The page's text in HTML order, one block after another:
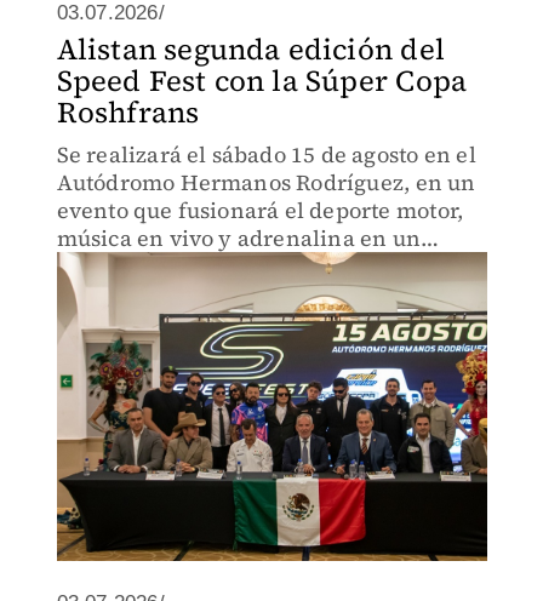
03.07.2026/
Alistan segunda edición del
Speed Fest con la Súper Copa
Roshfrans
Se realizará el sábado 15 de agosto en el
Autódromo Hermanos Rodríguez, en un
evento que fusionará el deporte motor,
música en vivo y adrenalina en un
ambiente cien por ciento familiar